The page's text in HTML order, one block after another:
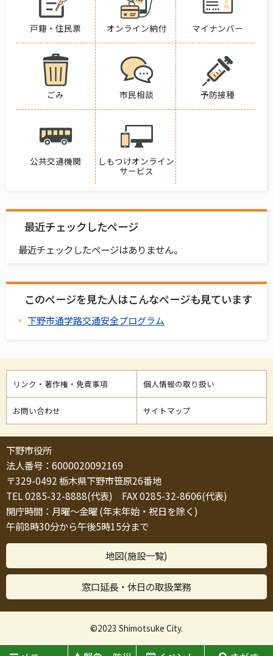
戸籍・住民票 オンライン納付 マイナンバー
ごみ 市民相談 予防接種
公共交通機関
しもつけオンライン
サービス
最近チェックしたページ
最近チェックしたページはありません。
このページを見た人はこんなページも見ています
下野市通学路交通安全プログラム
リンク・著作権・免責事項 個人情報の取り扱い
お問い合わせ サイトマップ
下野市役所
法人番号：6000020092169
〒329-0492 栃木県下野市笹原26番地
TEL 0285-32-8888(代表) FAX 0285-32-8606(代表)
開庁時間：月曜～金曜 (年末年始・祝日を除く)
午前8時30分から午後5時15分まで
地図(施設一覧)
窓口延長・休日の取扱業務
©2023 Shimotsuke City.